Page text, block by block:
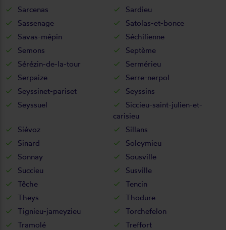
Sarcenas
Sardieu
Sassenage
Satolas-et-bonce
Savas-mépin
Séchilienne
Semons
Septème
Sérézin-de-la-tour
Sermérieu
Serpaize
Serre-nerpol
Seyssinet-pariset
Seyssins
Seyssuel
Siccieu-saint-julien-et-
carisieu
Siévoz
Sillans
Sinard
Soleymieu
Sonnay
Sousville
Succieu
Susville
Têche
Tencin
Theys
Thodure
Tignieu-jameyzieu
Torchefelon
Tramolé
Treffort